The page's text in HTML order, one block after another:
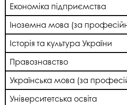
Економіка підприємства
Іноземна мова (за
Історія та культура України
Правознавство
Українська мова (за
Університетська освіта